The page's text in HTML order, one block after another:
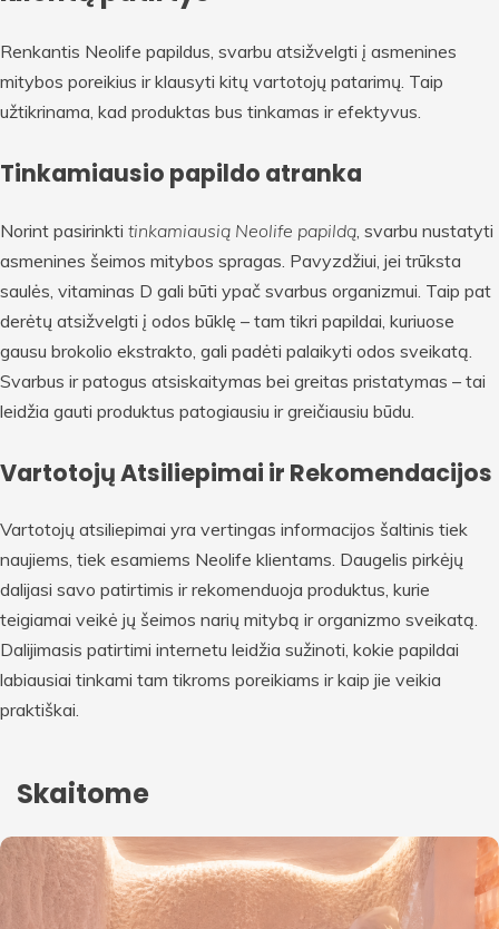
Renkantis Neolife papildus, svarbu atsižvelgti į asmenines
mitybos poreikius ir klausyti kitų vartotojų patarimų. Taip
užtikrinama, kad produktas bus tinkamas ir efektyvus.
Tinkamiausio papildo atranka
Norint pasirinkti tinkamiausią Neolife papildą , svarbu nustatyti
asmenines šeimos mitybos spragas. Pavyzdžiui, jei trūksta
saulės, vitaminas D gali būti ypač svarbus organizmui. Taip pat
derėtų atsižvelgti į odos būklę – tam tikri papildai, kuriuose
gausu brokolio ekstrakto, gali padėti palaikyti odos sveikatą.
Svarbus ir patogus atsiskaitymas bei greitas pristatymas – tai
leidžia gauti produktus patogiausiu ir greičiausiu būdu.
Vartotojų Atsiliepimai ir Rekomendacijos
Vartotojų atsiliepimai yra vertingas informacijos šaltinis tiek
naujiems, tiek esamiems Neolife klientams. Daugelis pirkėjų
dalijasi savo patirtimis ir rekomenduoja produktus, kurie
teigiamai veikė jų šeimos narių mitybą ir organizmo sveikatą.
Dalijimasis patirtimi internetu leidžia sužinoti, kokie papildai
labiausiai tinkami tam tikroms poreikiams ir kaip jie veikia
praktiškai.
Skaitome